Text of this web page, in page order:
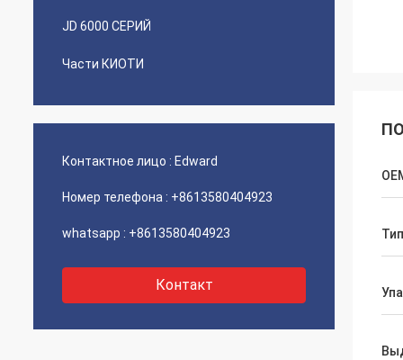
JD 6000 СЕРИЙ
Части КИОТИ
Контактное лицо : Edward
Номер телефона : +8613580404923
whatsapp : +8613580404923
Контакт
Тип